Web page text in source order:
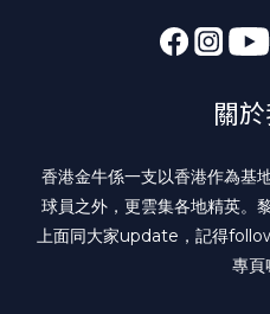
關
香港金牛係一支以香港作為基
球員之外，更雲集各地精英。
上面同大家update，記得
專頁